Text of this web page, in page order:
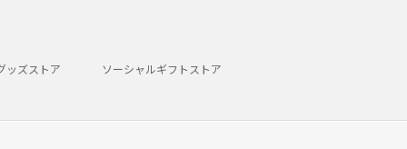
ッズストア ソーシャルギフトストア